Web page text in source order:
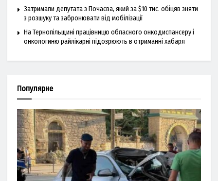
Затримали депутата з Почаєва, який за $10 тис. обіцяв зняти
з розшуку та забронювати від мобілізації
На Тернопільщині працівницю обласного онкодиспансеру і
онкологиню райлікарні підозрюють в отриманні хабаря
Популярне